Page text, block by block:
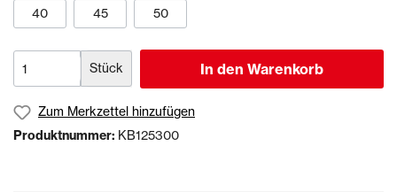
40 45 50
Stück In den Warenkorb
Zum Merkzettel hinzufügen
Produktnummer: KB125300